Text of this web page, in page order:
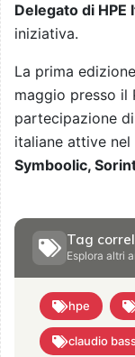
Delegato di HPE
iniziativa.
La prima
maggio presso il
partecipazione
italiane attive
Symboolic,
Tag
Esplora altri
hpe
claudio